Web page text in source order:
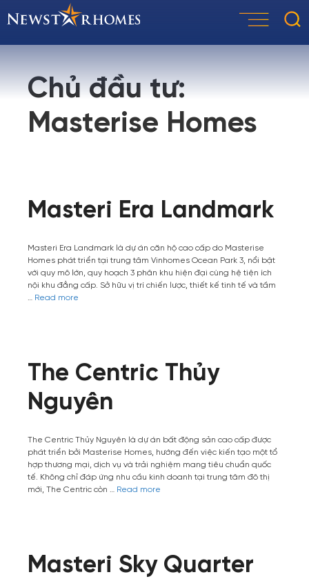
Skip
Chủ đầu tư:
Masterise Homes
Masteri Era Landmark
Masteri Era Landmark là dự án căn hộ cao cấp do Masterise
Homes phát triển tại trung tâm Vinhomes Ocean Park 3, nổi bật
với quy mô lớn, quy hoạch 3 phân khu hiện đại cùng hệ tiện ích
nội khu đẳng cấp. Sở hữu vị trí chiến lược, thiết kế tinh tế và tầm
… Read more
The Centric Thủy
Nguyên
The Centric Thủy Nguyên là dự án bất động sản cao cấp được
phát triển bởi Masterise Homes, hướng đến việc kiến tạo một tổ
hợp thương mại, dịch vụ và trải nghiệm mang tiêu chuẩn quốc
tế. Không chỉ đáp ứng nhu cầu kinh doanh tại trung tâm đô thị
mới, The Centric còn … Read more
Masteri Sky Quarter